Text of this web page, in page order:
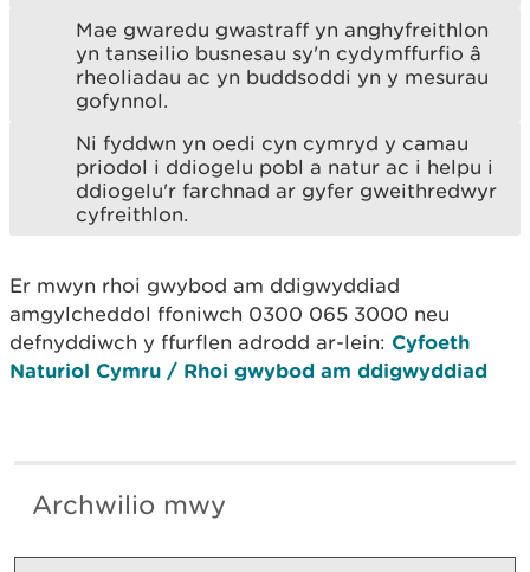
Mae gwaredu gwastraff yn anghyfreithlon
yn tanseilio busnesau sy'n cydymffurfio â
rheoliadau ac yn buddsoddi yn y mesurau
gofynnol.
Ni fyddwn yn oedi cyn cymryd y camau
priodol i ddiogelu pobl a natur ac i helpu i
ddiogelu'r farchnad ar gyfer gweithredwyr
cyfreithlon.
Er mwyn rhoi gwybod am ddigwyddiad
amgylcheddol ffoniwch 0300 065 3000 neu
defnyddiwch y ffurflen adrodd ar-lein: Cyfoeth
Naturiol Cymru / Rhoi gwybod am ddigwyddiad
Archwilio mwy